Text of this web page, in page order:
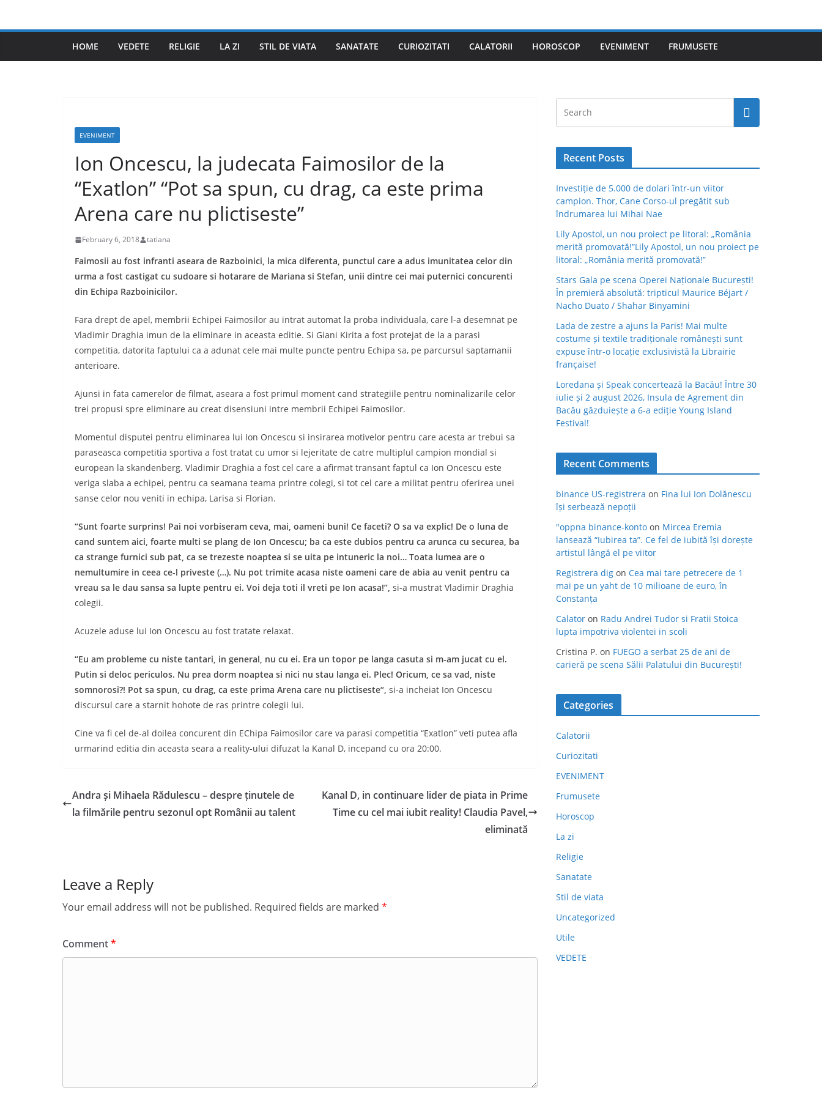
HOME VEDETE RELIGIE LA ZI STIL DE VIATA SANATATE CURIOZITATI CALATORII HOROSCOP EVENIMENT FRUMUSETE
EVENIMENT
Ion Oncescu, la judecata Faimosilor de la
“Exatlon” “Pot sa spun, cu drag, ca este prima
Arena care nu plictiseste”
February 6, 2018 tatiana
Faimosii au fost infranti aseara de Razboinici, la mica diferenta, punctul care a adus imunitatea celor din
urma a fost castigat cu sudoare si hotarare de Mariana si Stefan, unii dintre cei mai puternici concurenti
din Echipa Razboinicilor.
Fara drept de apel, membrii Echipei Faimosilor au intrat automat la proba individuala, care l-a desemnat pe
Vladimir Draghia imun de la eliminare in aceasta editie. Si Giani Kirita a fost protejat de la a parasi
competitia, datorita faptului ca a adunat cele mai multe puncte pentru Echipa sa, pe parcursul saptamanii
anterioare.
Ajunsi in fata camerelor de filmat, aseara a fost primul moment cand strategiile pentru nominalizarile celor
trei propusi spre eliminare au creat disensiuni intre membrii Echipei Faimosilor.
Momentul disputei pentru eliminarea lui Ion Oncescu si insirarea motivelor pentru care acesta ar trebui sa
paraseasca competitia sportiva a fost tratat cu umor si lejeritate de catre multiplul campion mondial si
european la skandenberg. Vladimir Draghia a fost cel care a afirmat transant faptul ca Ion Oncescu este
veriga slaba a echipei, pentru ca seamana teama printre colegi, si tot cel care a militat pentru oferirea unei
sanse celor nou veniti in echipa, Larisa si Florian.
“Sunt foarte surprins! Pai noi vorbiseram ceva, mai, oameni buni! Ce faceti? O sa va explic! De o luna de
cand suntem aici, foarte multi se plang de Ion Oncescu; ba ca este dubios pentru ca arunca cu securea, ba
ca strange furnici sub pat, ca se trezeste noaptea si se uita pe intuneric la noi… Toata lumea are o
nemultumire in ceea ce-l priveste (…). Nu pot trimite acasa niste oameni care de abia au venit pentru ca
vreau sa le dau sansa sa lupte pentru ei. Voi deja toti il vreti pe Ion acasa!”, si-a mustrat Vladimir Draghia
colegii.
Acuzele aduse lui Ion Oncescu au fost tratate relaxat.
“Eu am probleme cu niste tantari, in general, nu cu ei. Era un topor pe langa casuta si m-am jucat cu el.
Putin si deloc periculos. Nu prea dorm noaptea si nici nu stau langa ei. Plec! Oricum, ce sa vad, niste
somnorosi?! Pot sa spun, cu drag, ca este prima Arena care nu plictiseste“, si-a incheiat Ion Oncescu
discursul care a starnit hohote de ras printre colegii lui.
Cine va fi cel de-al doilea concurent din EChipa Faimosilor care va parasi competitia “Exatlon” veti putea afla
urmarind editia din aceasta seara a reality-ului difuzat la Kanal D, incepand cu ora 20:00.
Andra și Mihaela Rădulescu – despre ținutele de
la filmările pentru sezonul opt Românii au talent
Kanal D, in continuare lider de piata in Prime
Time cu cel mai iubit reality! Claudia Pavel,
eliminată
Leave a Reply
Your email address will not be published. Required fields are marked *
Comment*
Recent Posts
Investiție de 5.000 de dolari într-un viitor
campion. Thor, Cane Corso-ul pregătit sub
îndrumarea lui Mihai Nae
Lily Apostol, un nou proiect pe litoral: „România
merită promovată!”Lily Apostol, un nou proiect pe
litoral: „România merită promovată!”
Stars Gala pe scena Operei Naționale București!
În premieră absolută: tripticul Maurice Béjart /
Nacho Duato / Shahar Binyamini
Lada de zestre a ajuns la Paris! Mai multe
costume și textile tradiționale românești sunt
expuse într-o locație exclusivistă la Librairie
française!
Loredana și Speak concertează la Bacău! Între 30
iulie și 2 august 2026, Insula de Agrement din
Bacău găzduiește a 6-a ediție Young Island
Festival!
Recent Comments
binance US-registrera on Fina lui Ion Dolănescu
își serbează nepoții
"oppna binance-konto on Mircea Eremia
lansează “Iubirea ta”. Ce fel de iubită își dorește
artistul lângă el pe viitor
Registrera dig on Cea mai tare petrecere de 1
mai pe un yaht de 10 milioane de euro, în
Constanța
Calator on Radu Andrei Tudor si Fratii Stoica
lupta impotriva violentei in scoli
Cristina P. on FUEGO a serbat 25 de ani de
carieră pe scena Sălii Palatului din București!
Categories
Calatorii
Curiozitati
EVENIMENT
Frumusete
Horoscop
La zi
Religie
Sanatate
Stil de viata
Uncategorized
Utile
VEDETE